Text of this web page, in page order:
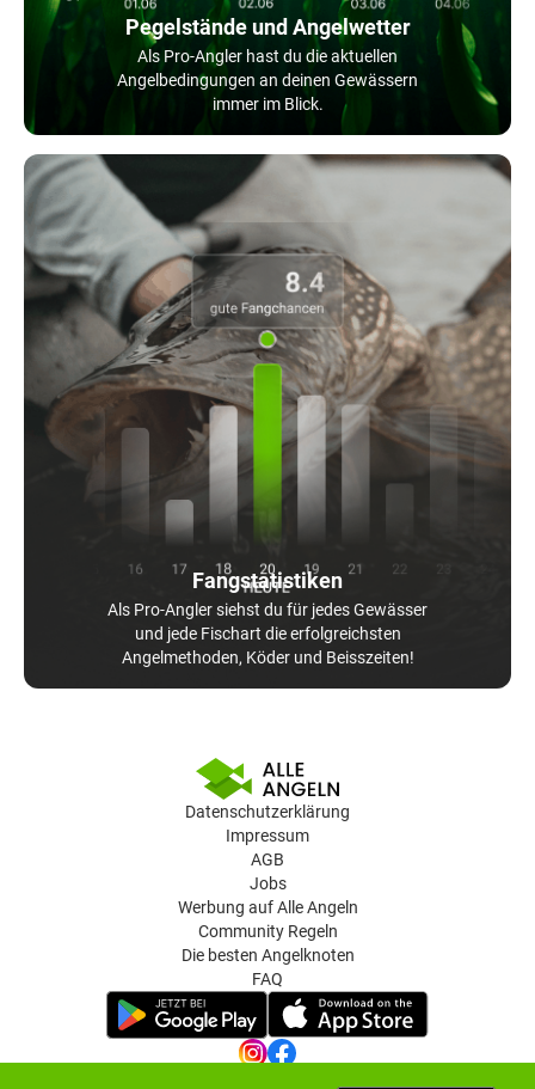
Pegelstände und Angelwetter
Als Pro-Angler hast du die aktuellen
Angelbedingungen an deinen Gewässern
immer im Blick.
Fangstatistiken
Als Pro-Angler siehst du für jedes Gewässer
und jede Fischart die erfolgreichsten
Angelmethoden, Köder und Beisszeiten!
Datenschutzerklärung
Impressum
AGB
Jobs
Werbung auf Alle Angeln
Community Regeln
Die besten Angelknoten
FAQ